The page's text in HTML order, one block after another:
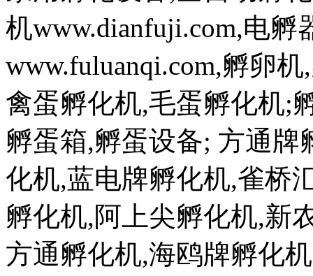
机www.dianfuji.com,电
www.fuluanqi.com,孵卵
禽蛋孵化机,毛蛋孵化机;
孵蛋箱,孵蛋设备; 方通
化机,蓝电牌孵化机,雀桥
孵化机,阿上尖孵化机,新
方通孵化机,海鸥牌孵化